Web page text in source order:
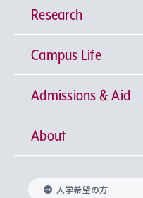
学部
神学部
文学部
総合人間科学部
興味から学科を探
上智大学の全学共
基盤教育センタ
キリスト教人間
上智大学の語学教
言語教育研究セ
上智大学のグロー
Research
研究所 等
キリスト教文化
中世思想研究所
Sophia Open
産官学連携
知的財産
Campus Life
学期区分と授業時
課外活動
課外教育プログ
グローバルな学び
Admissions & Aid
上智大学で取得で
入れの方針）
About
理事長・学長メッ
入学希望の方